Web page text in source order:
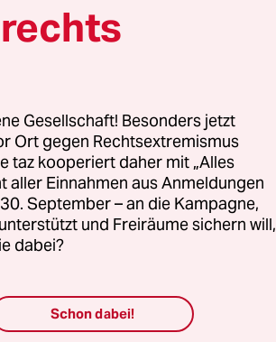
zur
Söder
eine
auch nur
die
haben,
Jahren
Das ist
die CSU
Gesellschaft! Besonders jetzt
Ort gegen Rechtsextremismus
taz kooperiert daher mit „Alles
aller Einnahmen aus Anmeldungen
September – an die Kampagne,
und Freiräume sichern will,
dabei?
Schon dabei!